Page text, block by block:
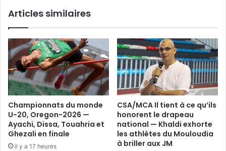
Articles similaires
Championnats du monde
U-20, Oregon-2026 —
Ayachi, Dissa, Touahria et
Ghezali en finale
il y a 17 heures
CSA/MCA Il tient à ce qu’ils
honorent le drapeau
national — Khaldi exhorte
les athlètes du Mouloudia
à briller aux JM